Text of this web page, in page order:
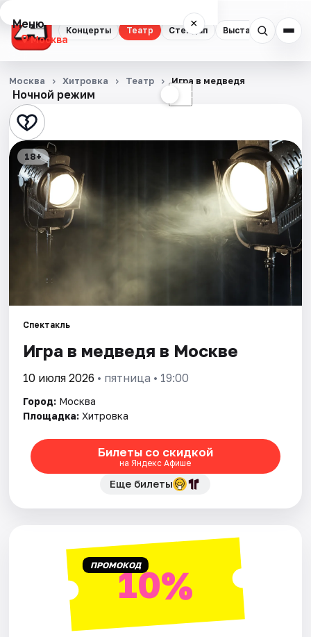
Концерты Театр Стендап Выставки
Меню ×
Москва
Концерты
Театр
Стендап
Выставки
Квесты
Экскурсии
Города
Площадки
Артисты
Рейтинги
Ночной режим ☾
Москва Хитровка Театр Игра в медведя
18+
Спектакль
Игра в медведя в Москве
10 июля 2026 • пятница • 19:00
Город: Москва
Площадка: Хитровка
Билеты со скидкой
на Яндекс Афише
Еще билеты
ПРОМОКОД10%